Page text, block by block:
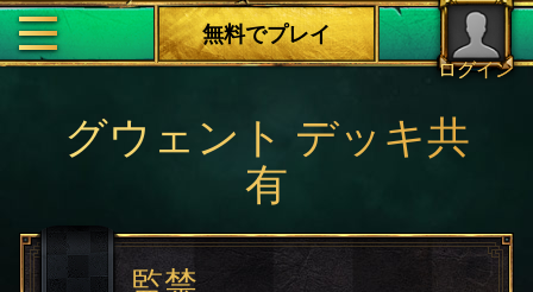
ログイン
無料でプレイ
グウェント デッキ共
有
監禁